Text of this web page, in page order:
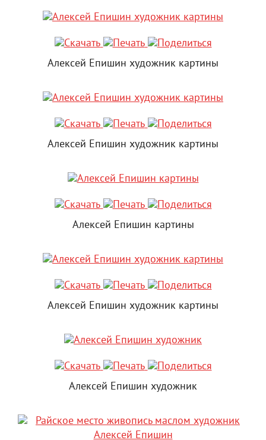
Алексей Епишин художник картины
Алексей Епишин художник картины
Алексей Епишин картины
Алексей Епишин художник картины
Алексей Епишин художник